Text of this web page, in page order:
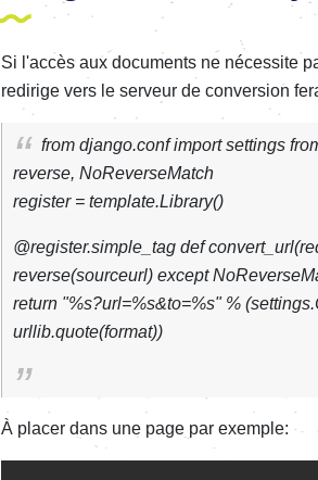
Si l'accès aux documents ne nécessite
redirige vers le serveur de conversion
from django.conf import settings
reverse, NoReverseMatch
register = template.Library()
@register.simple_tag def
reverse(sourceurl) except
return "%s?url=%s&to=%s" %
urllib.quote(format))
À placer dans une page par exemple: